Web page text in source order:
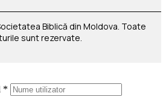
Biblică din Moldova. Toate
sunt rezervate.
*